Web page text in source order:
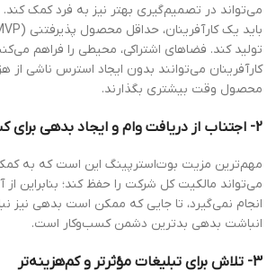
می‌تواند در تصمیم‌گیری بهتر نیز به فرد کمک
تولید کند. فضاهای اشتراکی، محیطی را فراهم
کارآفرینان می‌توانند بدون ایجاد استرس ناشی از
محصول وقت بیشتری بگذارند.
2- اجتناب از دریافت وام و ایجاد بدهی برای کسب‌وکار
مهم‌ترین مزیت بوت‌استرپینگ این است که به
می‌تواند مالکیت کل شرکت را حفظ کند؛ بنابراین
انجام نمی‌گیرد، تا جایی که ممکن است بدهی نیز
انباشت بدهی بدترین دشمن کسب‌وکار است.
3- تلاش برای تبلیغات مؤثرتر و کم‌هزینه‌تر